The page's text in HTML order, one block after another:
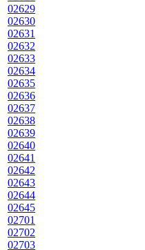
02629
02630
02631
02632
02633
02634
02635
02636
02637
02638
02639
02640
02641
02642
02643
02644
02645
02701
02702
02703